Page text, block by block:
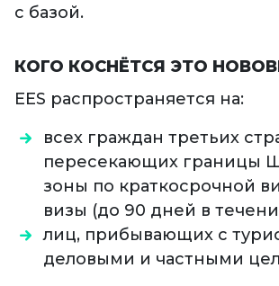
с базой.
КОГО КОСНЁТСЯ ЭТО
EES распространяется на:
всех граждан третьих
пересекающих границы
зоны по краткосрочной
визы (до 90 дней в
лиц, прибывающих с
деловыми и частными